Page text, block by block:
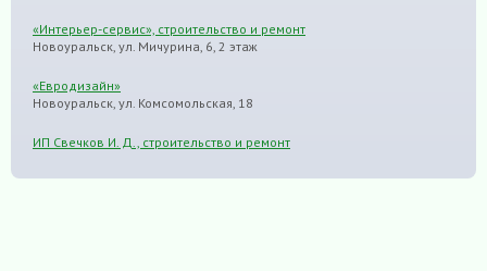
«Интерьер-сервис», строительство и ремонт
Новоуральск, ул. Мичурина, 6, 2 этаж
«Евродизайн»
Новоуральск, ул. Комсомольская, 18
ИП Свечков И. Д., строительство и ремонт